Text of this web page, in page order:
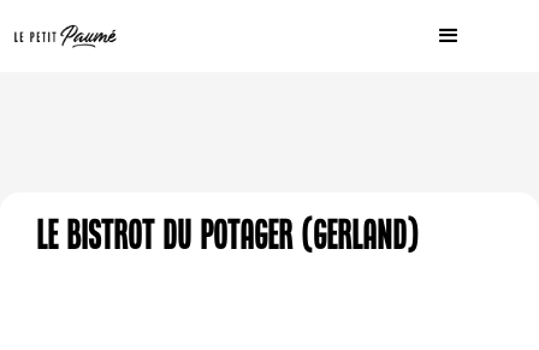
Le Bistrot du Potager (Gerland)